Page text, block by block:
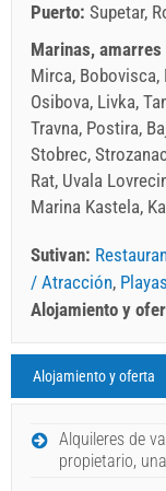
Puerto: Supetar,
Marinas,
Mirca,
Osibova, Livka,
Travna, Postira,
Stobrec,
Rat, Uvala
Marina Kastela,
Sutivan:
/ Atracción, Playas
Alojamiento y
Sutivan
Alojamiento y oferta
Alquileres de
propietario,